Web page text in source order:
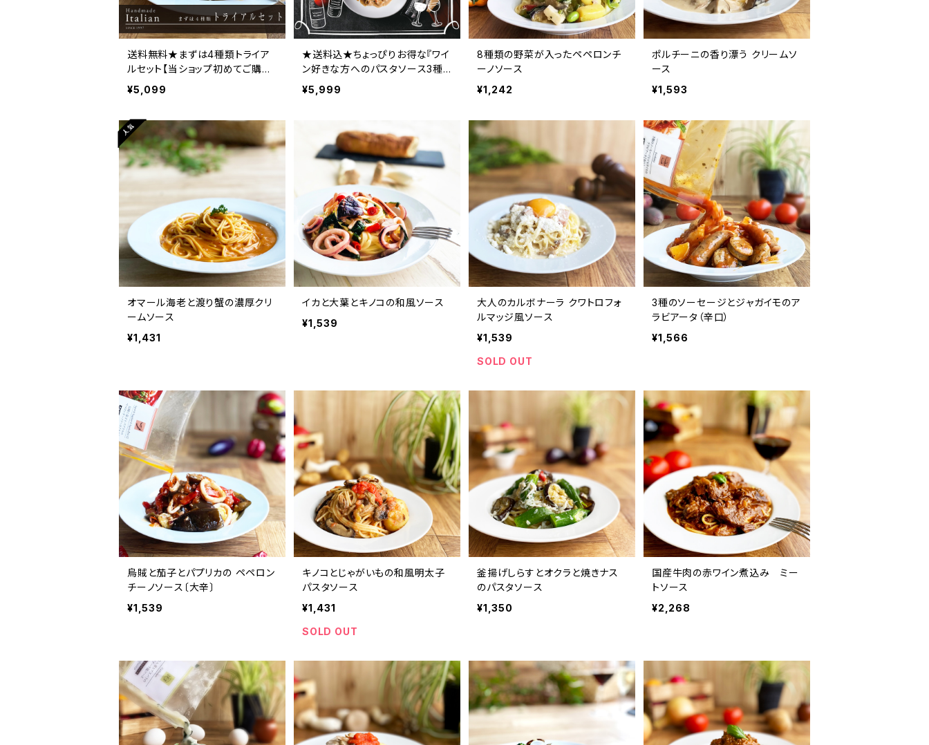
送料無料★まずは4種類トライア
ルセット【当ショップ初めてご購入
のお客様1回限り】★リピート購入
クーポン付き
¥5,099
★送料込★ちょっぴりお得な『ワイ
ン好きな方へのパスタソース3種
セット』ギフトにも！
¥5,999
8種類の野菜が入ったペペロンチ
ーノソース
¥1,242
ポルチーニの香り漂う クリームソ
ース
¥1,593
オマール海老と渡り蟹の濃厚クリ
ームソース
¥1,431
イカと大葉とキノコの和風ソース
¥1,539
大人のカルボナーラ クワトロフォ
ルマッジ風ソース
¥1,539
SOLD OUT
3種のソーセージとジャガイモのア
ラビアータ（辛口）
¥1,566
烏賊と茄子とパプリカの ペペロン
チーノソース〔大辛〕
¥1,539
キノコとじゃがいもの和風明太子
パスタソース
¥1,431
SOLD OUT
釜揚げしらすとオクラと焼きナス
のパスタソース
¥1,350
国産牛肉の赤ワイン煮込み ミー
トソース
¥2,268